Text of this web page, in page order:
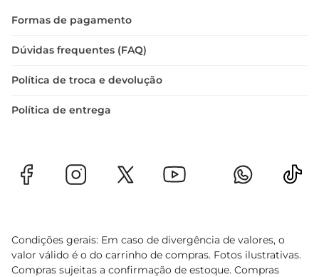
momento. Aproveite para criar memórias ao
inconfundível do Biscoito Maria Renata.
Formas de pagamento
Dúvidas frequentes (FAQ)
Política de troca e devolução
Política de entrega
Condições gerais: Em caso de divergência de valores, o
valor válido é o do carrinho de compras. Fotos ilustrativas.
Compras sujeitas a confirmação de estoque. Compras